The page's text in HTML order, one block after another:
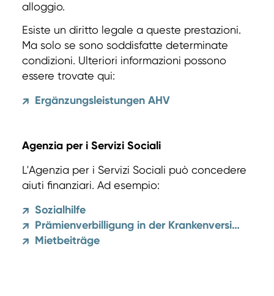
alloggio.
Esiste un diritto legale a queste prestazioni.
Ma solo se sono soddisfatte determinate
condizioni. Ulteriori informazioni possono
essere trovate qui:
↗ Ergänzungsleistungen AHV
Agenzia per i Servizi Sociali
L'Agenzia per i Servizi Sociali può concedere
aiuti finanziari. Ad esempio:
↗ Sozialhilfe
↗ Prämienverbilligung in der Krankenversicherung
↗ Mietbeiträge